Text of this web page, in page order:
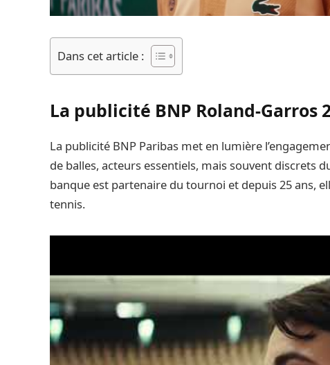
Dans cet article :
La publicité BNP Roland-Garros
La publicité BNP Paribas met en lumière
de balles, acteurs essentiels, mais souvent discrets
banque est partenaire du tournoi et depuis 25 ans,
tennis.